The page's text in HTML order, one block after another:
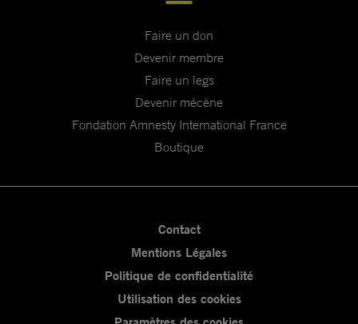
Faire un don
Devenir membre
Faire un legs
Devenir mécène
Fondation Amnesty International France
Boutique
Contact
Mentions Légales
Politique de confidentialité
Utilisation des cookies